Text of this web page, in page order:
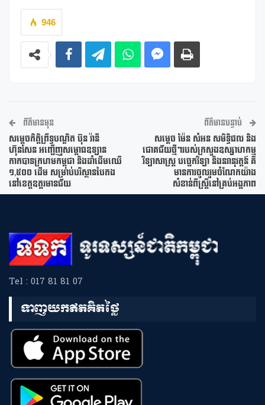
946
ព័ត៌មានមុន
សម្តេចកិត្តិព្រឹទ្ធបណ្ឌិត ប៊ុន រ៉ានី
ហ៊ុនសែន អញ្ជើញសម្ពោធឧទ្យាន
កាកបាទក្រហមកម្ពុជា និងដាំដើមឈើ
១,៥០០ ដើម សម្រាប់បរិស្ថានបៃតង
នៅខេត្តឧត្តរមានជ័យ
ព័ត៌មានបន្ទាប់
សម្តេច ម៉ែន សំអន សមិទ្ធិផល និង
ជោគជ័យថ្មីៗរបស់ក្រសួងឧស្សាហកម្ម
វិទ្យាសាស្ត្រ បច្ចេកវិទ្យា និងនវានុវត្តន៍ គឺ
មានការចូលរួមចំណែកយ៉ាង
សំខាន់ពីស្រ្តីនៅគ្រប់អង្គភាព
Tel : 017 81 81 07
ទាញយកឥតគិតថ្លៃ